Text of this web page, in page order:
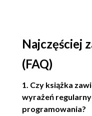
PHP (71)
Obsługiwane
Funkcje
Przykłady (80)
Najczęściej
(FAQ)
1. Czy książka
wyrażeń
programowania?